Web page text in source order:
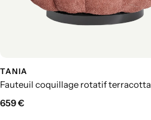
TANIA
Fauteuil coquillage rotatif terracotta
659€